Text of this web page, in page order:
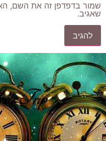
שמור בדפדפן זה את השם,
שאגיב.
Trip